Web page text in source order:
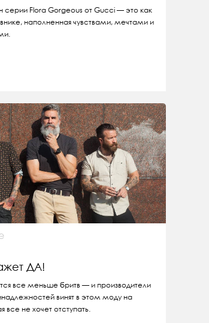
Flora Gorgeous от Gucci — это как
наполненная чувствами, мечтами и
ДА!
все меньше бритв — и производители
винят в этом моду на
все не хочет отступать.